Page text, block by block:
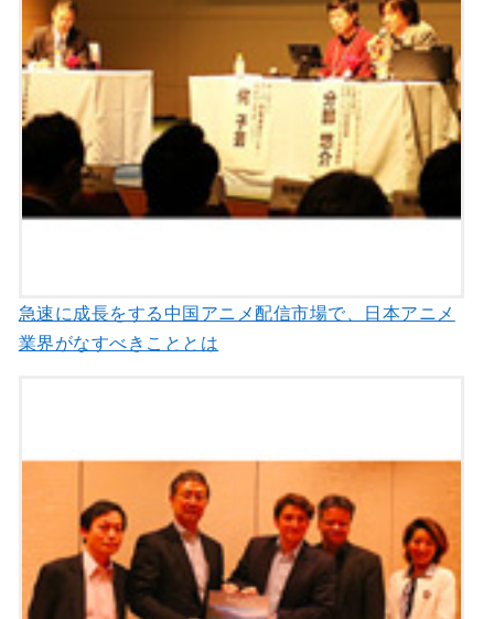
急速に成長をする中国アニメ配信市場で、日本アニメ
業界がなすべきこととは